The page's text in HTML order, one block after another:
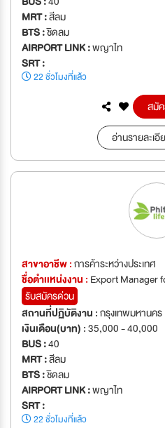
MRT :สีลม
BTS :ชิดลม
AIRPORT LINK :พญาไท
SRT :
22 ชั่วโมงที่แล้ว
สมั
อ่านรายละเ
สาขาอาชีพ :การค้าระหว่างประเทศ
ชื่อตำเเหน่งงาน : Export Manager
รับสมัครด่วน
สถานที่ปฏิบัติงาน :กรุงเทพมหานค
เงินเดือน(บาท) :35,000 - 40,000
BUS :40
MRT :สีลม
BTS :ชิดลม
AIRPORT LINK :พญาไท
SRT :
22 ชั่วโมงที่แล้ว